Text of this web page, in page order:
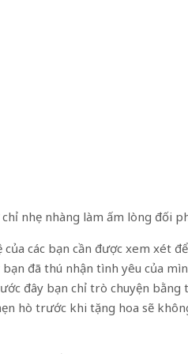
nhẹ nhàng làm ấm lòng đối
các bạn cần được xem xét
đã thú nhận tình yêu của
đây bạn chỉ trò chuyện bằng
hò trước khi tặng hoa sẽ